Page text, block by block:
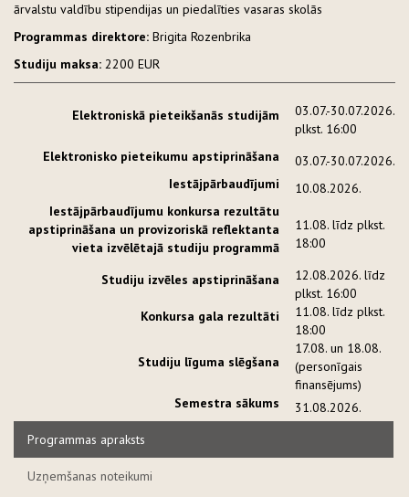
ārvalstu valdību stipendijas un piedalīties vasaras skolās
Programmas direktore: Brigita Rozenbrika
Studiju maksa: 2200 EUR
Elektroniskā pieteikšanās studijām
03.07.-30.07.2026.
plkst. 16:00
Elektronisko pieteikumu apstiprināšana
03.07.-30.07.2026.
Iestājpārbaudījumi
10.08.2026.
Iestājpārbaudījumu konkursa rezultātu
apstiprināšana un provizoriskā reflektanta
vieta izvēlētajā studiju programmā
11.08. līdz plkst.
18:00
Studiju izvēles apstiprināšana
12.08.2026. līdz
plkst. 16:00
Konkursa gala rezultāti
11.08. līdz plkst.
18:00
Studiju līguma slēgšana
17.08. un 18.08.
(personīgais
finansējums)
Semestra sākums
31.08.2026.
Programmas apraksts
Uzņemšanas noteikumi